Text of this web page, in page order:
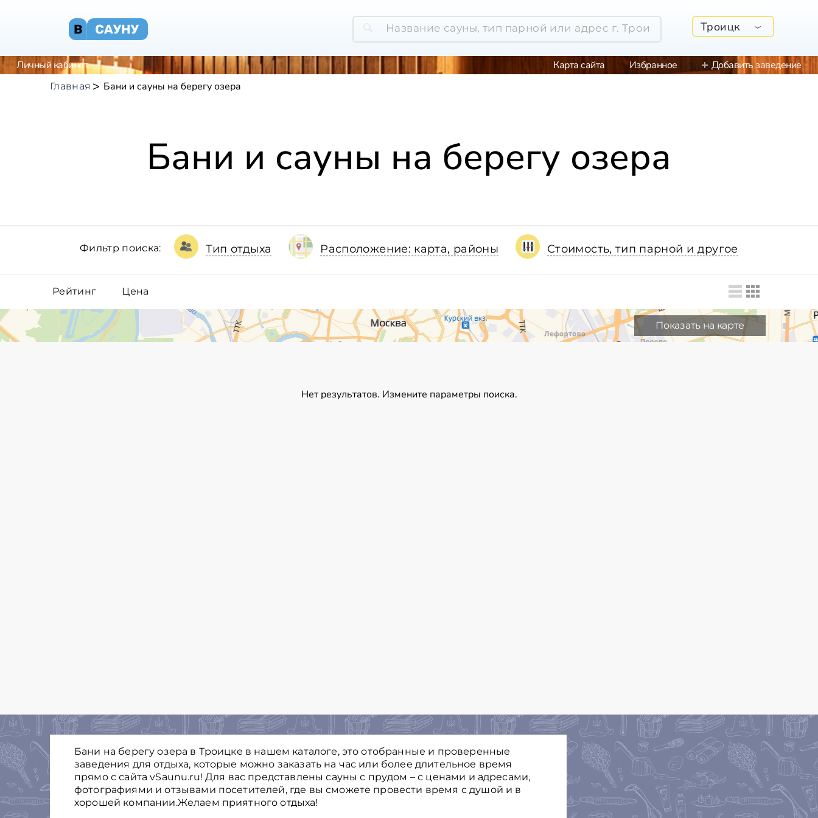
Троицк
Личный кабинет Карта сайта Избранное Добавить заведение
Главная Бани и сауны на берегу озера
Бани и сауны на берегу озера
Фильтр поиска: Тип отдыха Расположение: карта, районы Стоимость, тип парной и другое
Рейтинг Цена
Показать на карте
Нет результатов. Измените параметры поиска.
Бани на берегу озера в Троицке в нашем каталоге, это отобранные и проверенные
заведения для отдыха, которые можно заказать на час или более длительное время
прямо с сайта vSaunu.ru! Для вас представлены сауны с прудом – с ценами и адресами,
фотографиями и отзывами посетителей, где вы сможете провести время с душой и в
хорошей компании.Желаем приятного отдыха!